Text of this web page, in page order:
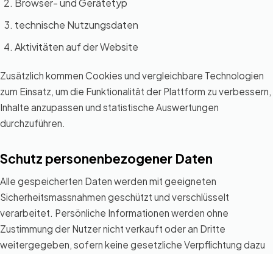
Browser- und Gerätetyp
technische Nutzungsdaten
Aktivitäten auf der Website
Zusätzlich kommen Cookies und vergleichbare Technologien
zum Einsatz, um die Funktionalität der Plattform zu verbessern,
Inhalte anzupassen und statistische Auswertungen
durchzuführen.
Schutz personenbezogener Daten
Alle gespeicherten Daten werden mit geeigneten
Sicherheitsmassnahmen geschützt und verschlüsselt
verarbeitet. Persönliche Informationen werden ohne
Zustimmung der Nutzer nicht verkauft oder an Dritte
weitergegeben, sofern keine gesetzliche Verpflichtung dazu